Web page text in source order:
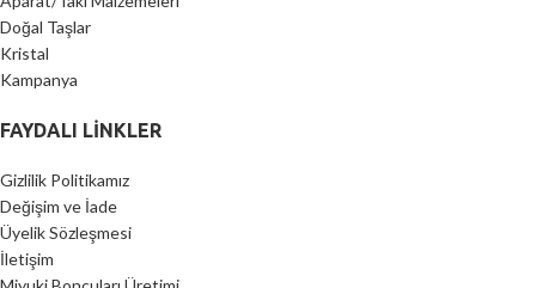
Doğal Taşlar
Kristal
Kampanya
FAYDALI LİNKLER
Gizlilik Politikamız
Değişim ve İade
Üyelik Sözleşmesi
İletişim